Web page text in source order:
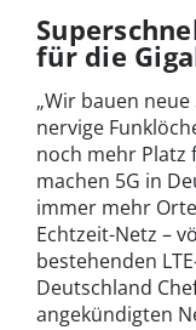
für die
„Wir bauen
nervige
noch mehr Platz
machen 5G in
immer mehr
Echtzeit-Netz –
bestehenden
Deutschland
angekündigten